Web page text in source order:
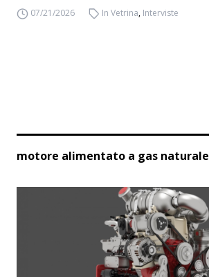
07/21/2026 In Vetrina, Interviste
motore alimentato a gas naturale